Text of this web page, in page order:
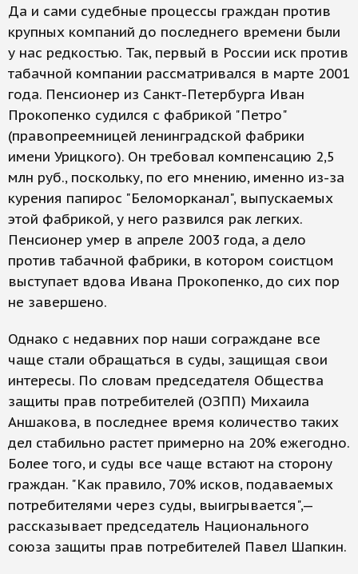
Да и сами судебные процессы граждан против
крупных компаний до последнего времени были
у нас редкостью. Так, первый в России иск против
табачной компании рассматривался в марте 2001
года. Пенсионер из Санкт-Петербурга Иван
Прокопенко судился с фабрикой "Петро"
(правопреемницей ленинградской фабрики
имени Урицкого). Он требовал компенсацию 2,5
млн руб., поскольку, по его мнению, именно из-за
курения папирос "Беломорканал", выпускаемых
этой фабрикой, у него развился рак легких.
Пенсионер умер в апреле 2003 года, а дело
против табачной фабрики, в котором соистцом
выступает вдова Ивана Прокопенко, до сих пор
не завершено.
Однако с недавних пор наши сограждане все
чаще стали обращаться в суды, защищая свои
интересы. По словам председателя Общества
защиты прав потребителей (ОЗПП) Михаила
Аншакова, в последнее время количество таких
дел стабильно растет примерно на 20% ежегодно.
Более того, и суды все чаще встают на сторону
граждан. "Как правило, 70% исков, подаваемых
потребителями через суды, выигрывается",—
рассказывает председатель Национального
союза защиты прав потребителей Павел Шапкин.